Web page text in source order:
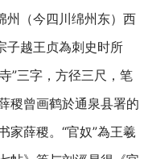
州（今四川绵州东）西
子越王贞為刺史时所
三字，方径三尺，笔
稷曾画鹤於通泉县署的
家薛稷。“官奴”為王羲